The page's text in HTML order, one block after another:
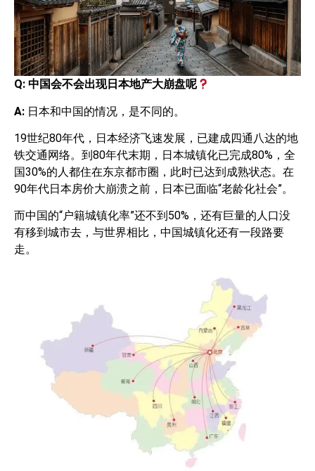
Q: 中国会不会出现日本地产大崩盘呢
A: 日本和中国的情况，是不同的。
19世纪80年代，日本经济飞速发展，已建成四通八达的地
铁交通网络。到80年代末期，日本城镇化已完成80%，全
国30%的人都住在东京都市圈，此时已达到成熟状态。在
90年代日本房价大崩溃之前，日本已面临“老龄化社会”。
而中国的“户籍城镇化率”还不到50%，还有巨量的人口没
有移到城市去，与世界相比，中国城镇化还有一段路要
走。